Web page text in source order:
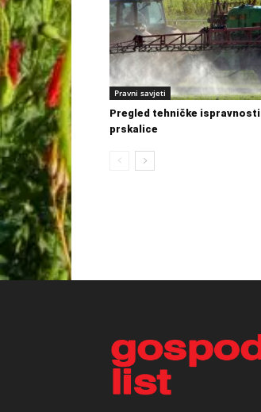
Pravni savjeti
Pregled tehničke ispravnosti
prskalice